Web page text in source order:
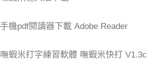
手機pdf閱讀器下載 Adobe Reader
嘸蝦米打字練習軟體 嘸蝦米快打 V1.3c